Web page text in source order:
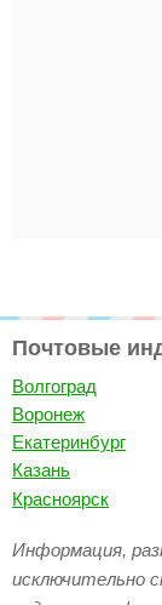
Почтовые
Волгоград
Воронеж
Екатеринбург
Казань
Красноярск
Информация,
исключительно